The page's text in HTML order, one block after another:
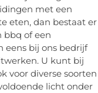
met een
eten, dan bestaat er
bbq of een
eens bij ons bedrijf
U kunt bij
voor diverse soorten
licht onder